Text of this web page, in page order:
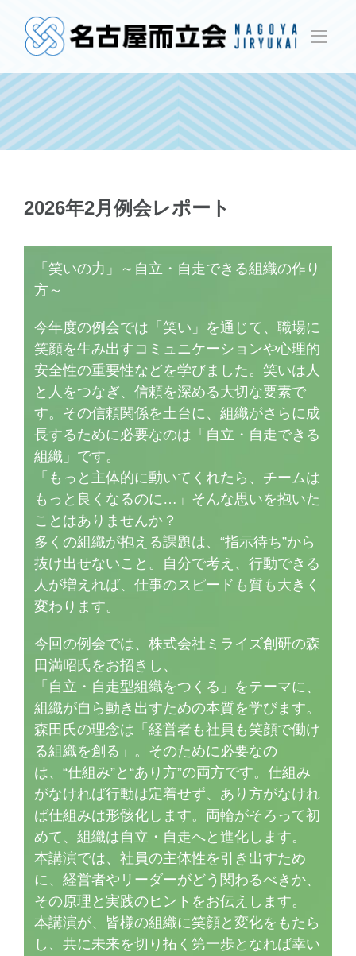
content
2026年2月例会レポート
「笑いの力」～自立・自走できる組織の作り
方～
今年度の例会では「笑い」を通じて、職場に
笑顔を生み出すコミュニケーションや心理的
安全性の重要性などを学びました。笑いは人
と人をつなぎ、信頼を深める大切な要素で
す。その信頼関係を土台に、組織がさらに成
長するために必要なのは「自立・自走できる
組織」です。
「もっと主体的に動いてくれたら、チームは
もっと良くなるのに…」そんな思いを抱いた
ことはありませんか？
多くの組織が抱える課題は、“指示待ち”から
抜け出せないこと。自分で考え、行動できる
人が増えれば、仕事のスピードも質も大きく
変わります。
今回の例会では、株式会社ミライズ創研の森
田満昭氏をお招きし、
「自立・自走型組織をつくる」をテーマに、
組織が自ら動き出すための本質を学びます。
森田氏の理念は「経営者も社員も笑顔で働け
る組織を創る」。そのために必要なの
は、“仕組み”と“あり方”の両方です。仕組み
がなければ行動は定着せず、あり方がなけれ
ば仕組みは形骸化します。両輪がそろって初
めて、組織は自立・自走へと進化します。
本講演では、社員の主体性を引き出すため
に、経営者やリーダーがどう関わるべきか、
その原理と実践のヒントをお伝えします。
本講演が、皆様の組織に笑顔と変化をもたら
し、共に未来を切り拓く第一歩となれば幸い